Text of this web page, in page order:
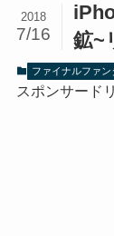
鉱~
2018
7/16
ファイナルファン
スポンサード